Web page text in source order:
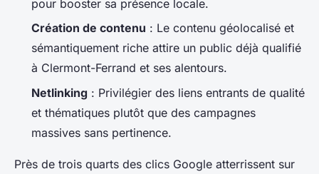
pour booster sa présence locale.
Création de contenu : Le contenu géolocalisé et
sémantiquement riche attire un public déjà qualifié
à Clermont-Ferrand et ses alentours.
Netlinking : Privilégier des liens entrants de qualité
et thématiques plutôt que des campagnes
massives sans pertinence.
Près de trois quarts des clics Google atterrissent sur